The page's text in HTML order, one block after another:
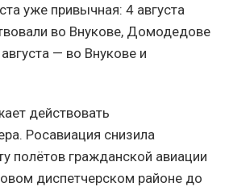
уже привычная: 4 августа
во Внукове, Домодедове
— во Внукове и
действовать
Росавиация снизила
полётов гражданской авиации
диспетчерском районе до